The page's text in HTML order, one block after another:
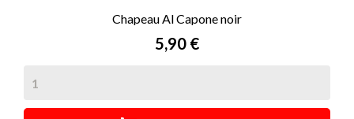
Chapeau Al Capone noir
Prix
5,90 €